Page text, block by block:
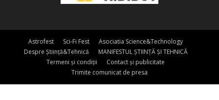
Astrofest Sci-Fi Fest
Asociatia Science&Technology
Despre Știință&Tehnică
MANIFESTUL ȘTIINȚĂ ȘI TEHNICĂ
Termeni și condiții
Contact și publicitate
Trimite comunicat de presa